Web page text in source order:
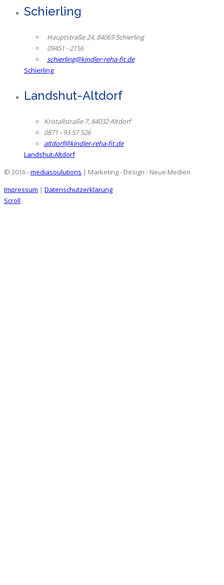
Schierling
Hauptstraße 24, 84069 Schierling
09451 - 2156
schierling@kindler-reha-fit.de
Schierling
Landshut-Altdorf
Kristallstraße 7, 84032 Altdorf
0871 - 93 57 526
altdorf@kindler-reha-fit.de
Landshut-Altdorf
© 2016 -mediasoulutions | Marketing - Design - Neue Medien
Impressum | Datenschutzerklärung
Scroll